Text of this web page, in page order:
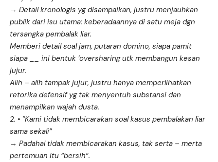
→ Detail kronologis yg disampaikan, justru menjauhkan
publik dari isu utama: keberadaannya di satu meja dgn
tersangka pembalak liar.
Memberi detail soal jam, putaran domino, siapa pamit
siapa __ ini bentuk ‘oversharing utk membangun kesan
jujur.
Alih – alih tampak jujur, justru hanya memperlihatkan
retorika defensif yg tak menyentuh substansi dan
menampilkan wajah dusta.
2. • “Kami tidak membicarakan soal kasus pembalakan liar
sama sekali”
→ Padahal tidak membicarakan kasus, tak serta – merta
pertemuan itu “bersih”.